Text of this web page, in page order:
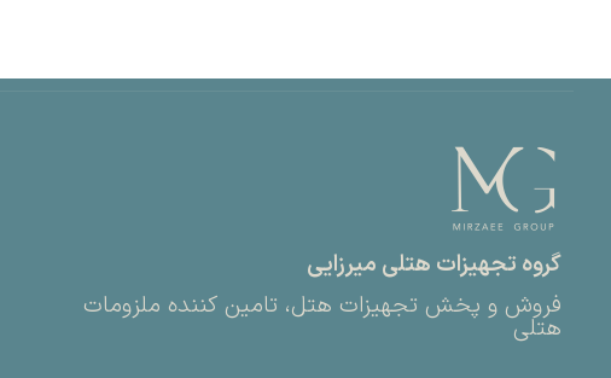
گروه تجهیزات هتلی میرزایی
فروش و پخش تجهیزات هتل، تامین کننده ملزومات
هتلی